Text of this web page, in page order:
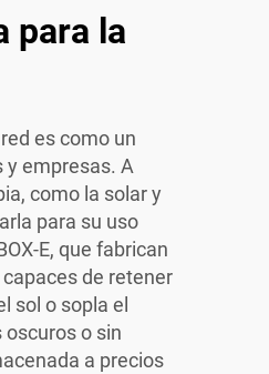
para la
es como un
empresas. A
como la solar y
para su uso
E, que fabrican
de retener
sol o sopla el
o sin
a precios